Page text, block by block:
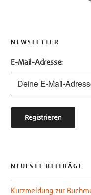
NEWSLETTER
E-Mail-Adresse:
NEUESTE BEITRÄGE
Kurzmeldung zur